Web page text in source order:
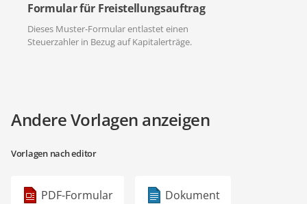
Formular für Freistellungsauftrag
Dieses Muster-Formular entlastet einen
Steuerzahler in Bezug auf Kapitalerträge.
Andere Vorlagen anzeigen
Vorlagen nach editor
PDF-Formular Dokument